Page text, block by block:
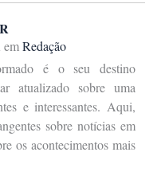
emRedação
é o seu destino
atualizado sobre uma
e interessantes. Aqui,
sobre notícias em
os acontecimentos mais